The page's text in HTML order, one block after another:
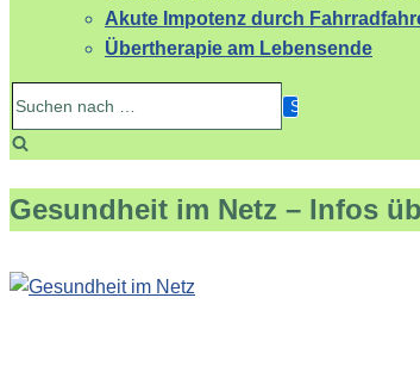
Akute Impotenz durch
Übertherapie am Lebensende
Suchen
nach …
Gesundheit im Netz – Infos